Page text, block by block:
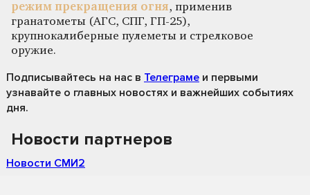
режим прекращения огня, применив
гранатометы (АГС, СПГ, ГП-25),
крупнокалиберные пулеметы и стрелковое
оружие.
Подписывайтесь на нас в Телеграме и первыми
узнавайте о главных новостях и важнейших событиях
дня.
Новости партнеров
Новости СМИ2